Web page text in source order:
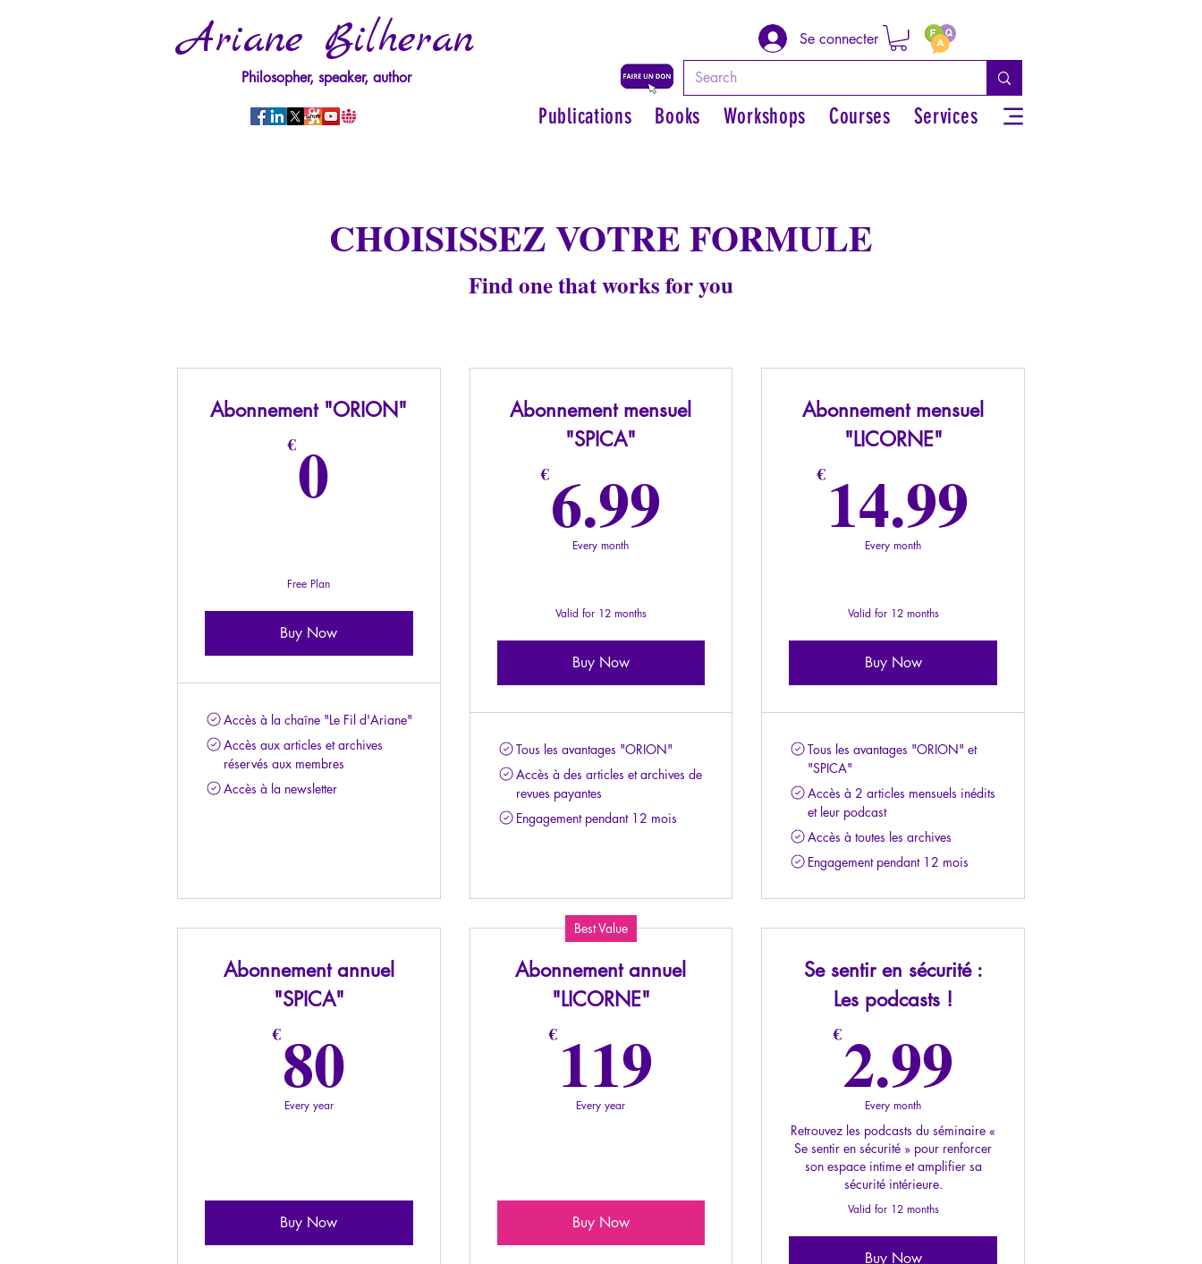
Ariane Bilheran
Philosopher, speaker, author
Se connecter
Publications Books Workshops Courses Services
CHOISISSEZ VOTRE FORMULE
Find one that works for you
Abonnement "ORION"
€0
Free Plan
Buy Now
Accès à la chaîne "Le Fil d'Ariane"
Accès aux articles et archives
réservés aux membres
Accès à la newsletter
Abonnement mensuel
"SPICA"
€6.99
Every month
Valid for 12 months
Buy Now
Tous les avantages "ORION"
Accès à des articles et archives de
revues payantes
Engagement pendant 12 mois
Abonnement mensuel
"LICORNE"
€ 14.99
Every month
Valid for 12 months
Buy Now
Tous les avantages "ORION" et
"SPICA"
Accès à 2 articles mensuels inédits
et leur podcast
Accès à toutes les archives
Engagement pendant 12 mois
Abonnement annuel
"SPICA"
€80
Every year
Buy Now
Best Value
Abonnement annuel
"LICORNE"
€ 119
Every year
Buy Now
Se sentir en sécurité :
Les podcasts !
€2.99
Every month
Retrouvez les podcasts du séminaire «
Se sentir en sécurité » pour renforcer
son espace intime et amplifier sa
sécurité intérieure.
Valid for 12 months
Buy Now